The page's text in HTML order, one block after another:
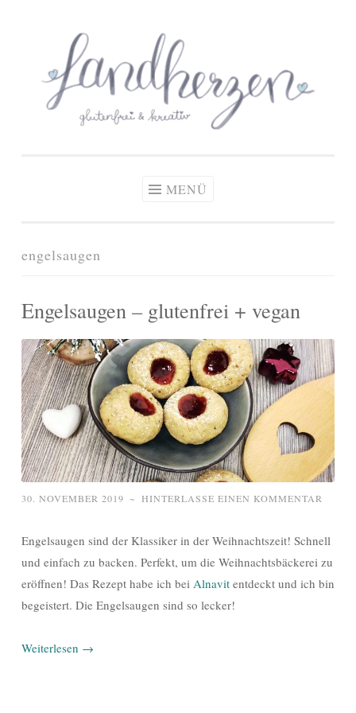
springen
Zöliakie, glutenfreie Ernährung
MENÜ
engelsaugen
Engelsaugen – glutenfrei + vegan
30. NOVEMBER 2019 ~ HINTERLASSE EINEN KOMMENTAR
Engelsaugen sind der Klassiker in der Weihnachtszeit! Schnell
und einfach zu backen. Perfekt, um die Weihnachtsbäckerei zu
eröffnen! Das Rezept habe ich bei Alnavit entdeckt und ich bin
begeistert. Die Engelsaugen sind so lecker!
Weiterlesen →